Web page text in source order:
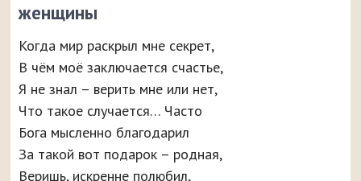
женщины
Когда мир раскрыл мне секрет,
В чём моё заключается счастье,
Я не знал – верить мне или нет,
Что такое случается… Часто
Бога мысленно благодарил
За такой вот подарок – родная,
Веришь, искренне полюбил,